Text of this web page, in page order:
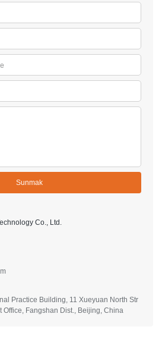
Sunmak
Co., Ltd.
Practice Building, 11 Xueyuan North Str
Office, Fangshan Dist., Beijing, China